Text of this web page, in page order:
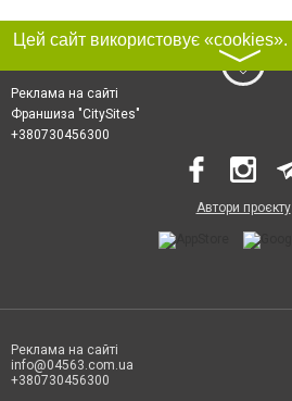
〉
Реклама на сайті
Франшиза "CitySites"
+380730456300
Автори проєкту
Реклама на сайті
info@04563.com.ua
+380730456300